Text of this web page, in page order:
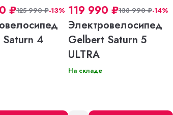
₽125 990₽-13%
4
119 990 ₽138 990₽-14%
Электровелосипед
Gelbert Saturn 5
ULTRA
На складе